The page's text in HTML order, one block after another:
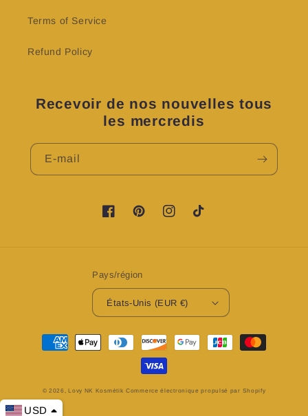
Terms of Service
Refund Policy
Recevoir de nos nouvelles tous
les mercredis
E-mail
https://www.facebook.com/profile.php?
https://www.pinterest.fr/
https://www.instagram.com/
TikTok
Pays/région
États-Unis (EUR €)
Moyens
© 2026,Lovy NK Kosmétik Commerce électronique propulsé par Shopify
USD